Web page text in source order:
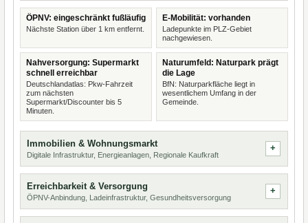
ÖPNV: eingeschränkt fußläufig
Nächste Station über 1 km entfernt.
E-Mobilität: vorhanden
Ladepunkte im PLZ-Gebiet
nachgewiesen.
Nahversorgung: Supermarkt
schnell erreichbar
Deutschlandatlas: Pkw-Fahrzeit
zum nächsten
Supermarkt/Discounter bis 5
Minuten.
Naturumfeld: Naturpark prägt
die Lage
BfN: Naturparkfläche liegt in
wesentlichem Umfang in der
Gemeinde.
Immobilien & Wohnungsmarkt
Digitale Infrastruktur, Energieanlagen, Regionale Kaufkraft
Erreichbarkeit & Versorgung
ÖPNV-Anbindung, Ladeinfrastruktur, Gesundheitsversorgung